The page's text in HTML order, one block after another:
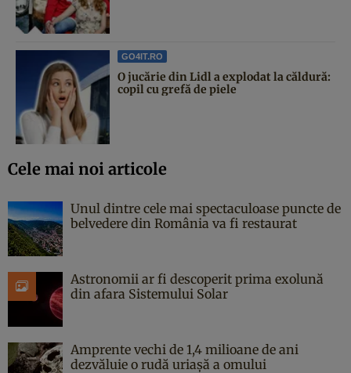
GO4IT.RO
O jucărie din Lidl a explodat la căldură:
copil cu grefă de piele
Cele mai noi articole
Unul dintre cele mai spectaculoase puncte de
belvedere din România va fi restaurat
Astronomii ar fi descoperit prima exolună
din afara Sistemului Solar
Amprente vechi de 1,4 milioane de ani
dezvăluie o rudă uriașă a omului